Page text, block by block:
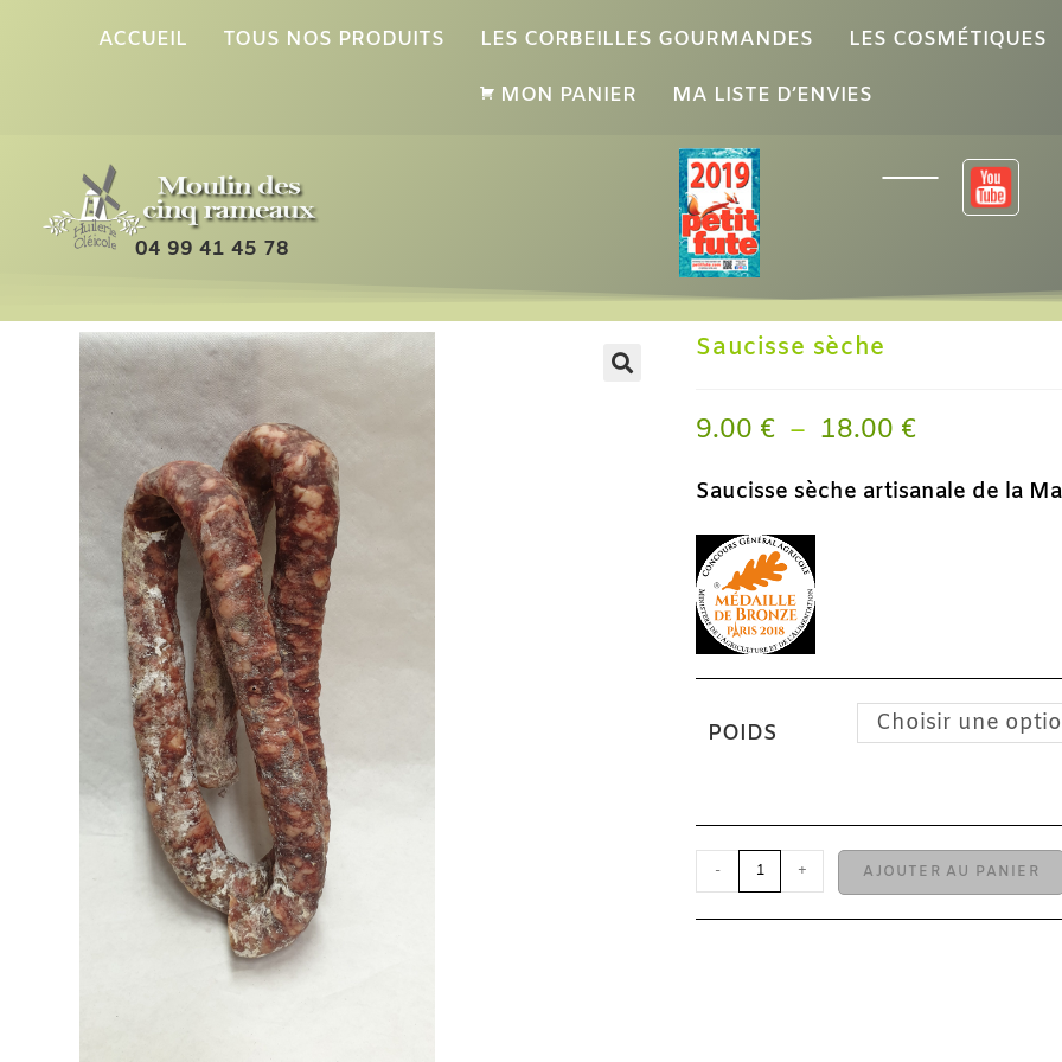
ACCUEIL TOUS NOS PRODUITS LES CORBEILLES GOURMANDES LES COSMÉTIQUES
MON PANIER MA LISTE D’ENVIES
04 99 41 45 78
Saucisse sèche
9.00 € – 18.00 €
Saucisse sèche artisanale de la
POIDS Choisir une
- + AJOUTER AU PANIER